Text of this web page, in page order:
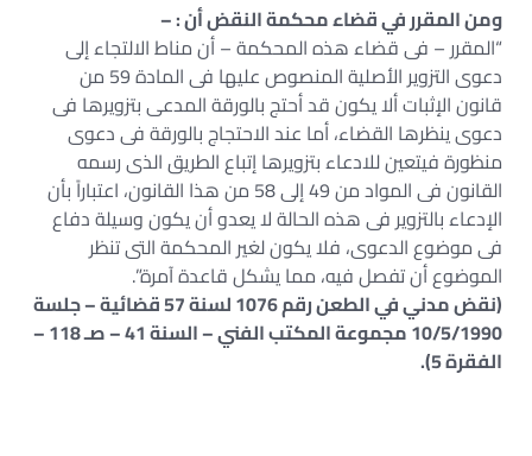
ومن المقرر في قضاء محكمة النقض أن : –
“المقرر – فى قضاء هذه المحكمة – أن مناط الالتجاء إلى
دعوى التزوير الأصلية المنصوص عليها فى المادة 59 من
قانون الإثبات ألا يكون قد أحتج بالورقة المدعى بتزويرها فى
دعوى ينظرها القضاء، أما عند الاحتجاج بالورقة فى دعوى
منظورة فيتعين للادعاء بتزويرها إتباع الطريق الذى رسمه
القانون فى المواد من 49 إلى 58 من هذا القانون، اعتباراً بأن
الإدعاء بالتزوير فى هذه الحالة لا يعدو أن يكون وسيلة دفاع
فى موضوع الدعوى، فلا يكون لغير المحكمة التى تنظر
الموضوع أن تفصل فيه، مما يشكل قاعدة آمرة”.
(نقض مدني في الطعن رقم 1076 لسنة 57 قضائية – جلسة
10/5/1990 مجموعة المكتب الفني – السنة 41 – صـ 118 –
الفقرة 5).